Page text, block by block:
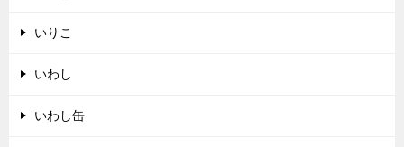
いりこ
いわし
いわし缶